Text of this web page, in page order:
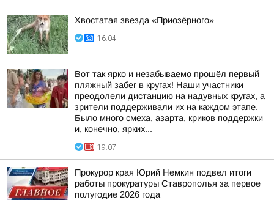
Хвостатая звезда «Приозёрного»
16:04
Вот так ярко и незабываемо прошёл первый
пляжный забег в кругах! Наши участники
преодолели дистанцию на надувных кругах, а
зрители поддерживали их на каждом этапе.
Было много смеха, азарта, криков поддержки
и, конечно, ярких...
19:07
Прокурор края Юрий Немкин подвел итоги
работы прокуратуры Ставрополья за первое
полугодие 2026 года